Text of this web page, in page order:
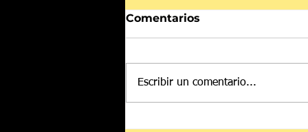
Comentarios
Escribir un comentario...